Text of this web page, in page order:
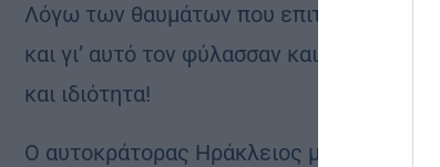
Λόγω των θαυμάτων που επιτελούνταν
και γι’ αυτό τον φύλασσαν και τον
και ιδιότητα!
Ο αυτοκράτορας Ηράκλειος μετά τη